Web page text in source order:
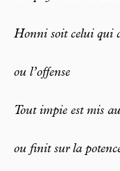
Honni soit celui qui
ou l’offense
Tout impie est mis
ou finit sur la